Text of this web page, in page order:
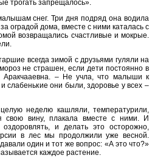
трогать запрещалось».
снег. Три дня подряд она водила
оградой дома, вместе с ними каталась с
возвращались счастливые и мокрые.
всегда зимой с друзьями гуляли на
не страшен, если дети постоянно в
Аракчааевна. – Не учла, что малыши к
слабенькие они были, здоровье у всех –
неделю кашляли, температурили,
свою вину, плакала вместе с ними. И
и делать это осторожно,
в лес мы продолжили уже весной.
один и тот же вопрос: «А это что?»
каждое растение.